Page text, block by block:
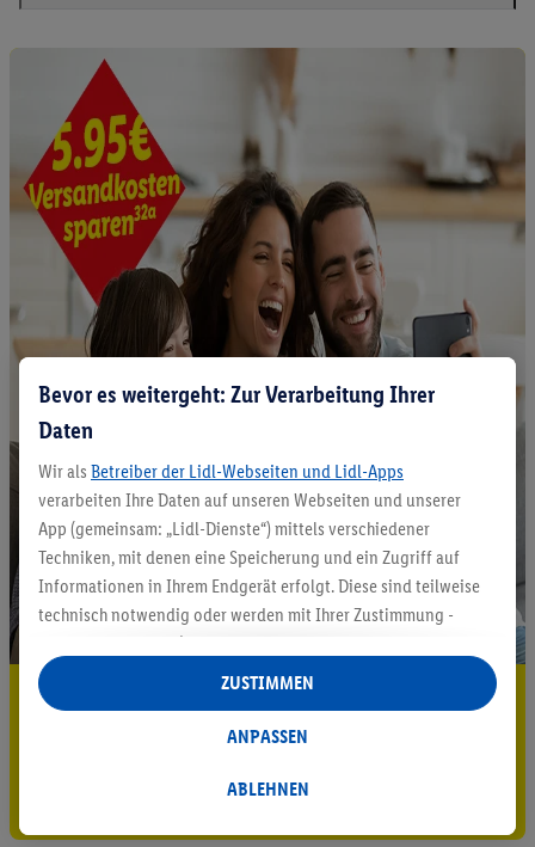
5.95 € Versand sparen³²ᵃ
Jetzt zum Newsletter anmelden
Gutschein sichern!
Bevor es weitergeht: Zur Verarbeitung Ihrer
Daten
Wir als Betreiber der Lidl-Webseiten und Lidl-Apps
verarbeiten Ihre Daten auf unseren Webseiten und unserer
App (gemeinsam: „Lidl-Dienste“) mittels verschiedener
Techniken, mit denen eine Speicherung und ein Zugriff auf
Informationen in Ihrem Endgerät erfolgt. Diese sind teilweise
technisch notwendig oder werden mit Ihrer Zustimmung -
auch durch Partner (u.a.
Verantwortliche; im Zusammenhang mit dem IAB TCF
insgesamt
Statistik-Erstellung oder für personalisierte Werbung
Datenverarbeitungen für personalisierte Werbung werden
ABLEHNEN
ANPASSEN
ZUSTIMMEN